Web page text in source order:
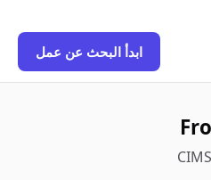
ابدأ البحث عن عمل